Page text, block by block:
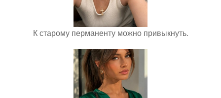
К старому перманенту можно привыкнуть.